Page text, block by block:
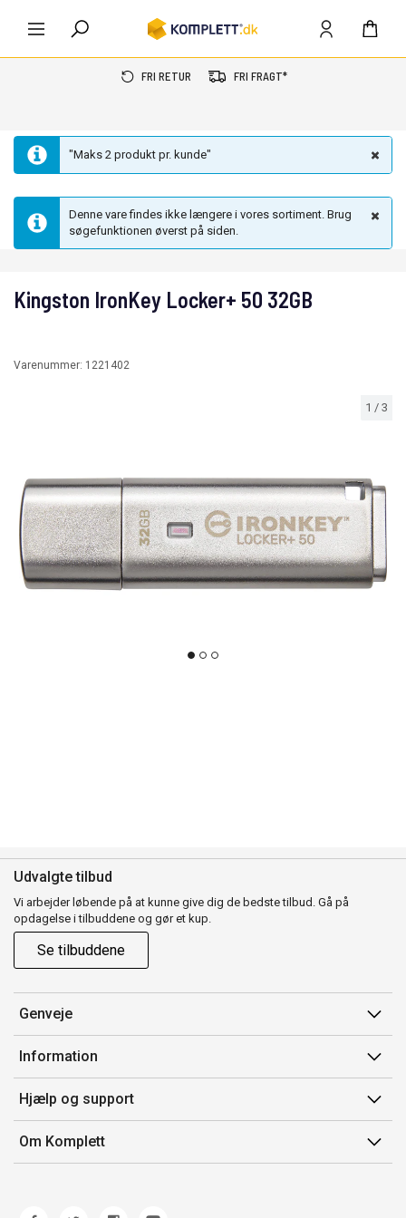
FRI RETUR FRI FRAGT*
"Maks 2 produkt pr. kunde"
Denne vare findes ikke længere i vores sortiment. Brug
søgefunktionen øverst på siden.
1 / 3
Kingston IronKey Locker+ 50 32GB
Varenummer: 1221402
Udvalgte tilbud
Vi arbejder løbende på at kunne give dig de bedste tilbud. Gå på
opdagelse i tilbuddene og gør et kup.
Se tilbuddene
Genveje
Min side
Ordrehistorik
Gavekort
Information
Salgsbetingelser
Mærker/producent
Fortrydelsesret
Hjælp og support
Kontakt os
Kundeservice
Om Komplett